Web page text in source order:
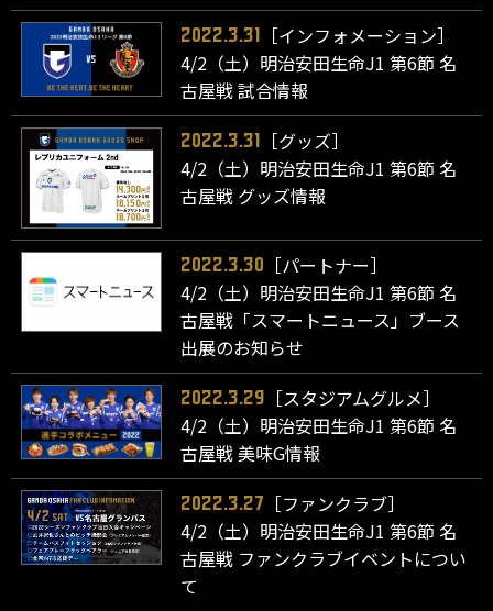
2022.3.31
［インフォメーション］
4/2（土）明治安田生命J1 第6節 名
古屋戦 試合情報
2022.3.31
［グッズ］
4/2（土）明治安田生命J1 第6節 名
古屋戦 グッズ情報
2022.3.30
［パートナー］
4/2（土）明治安田生命J1 第6節 名
古屋戦「スマートニュース」ブース
出展のお知らせ
2022.3.29
［スタジアムグルメ］
4/2（土）明治安田生命J1 第6節 名
古屋戦 美味G情報
2022.3.27
［ファンクラブ］
4/2（土）明治安田生命J1 第6節 名
古屋戦 ファンクラブイベントについ
て